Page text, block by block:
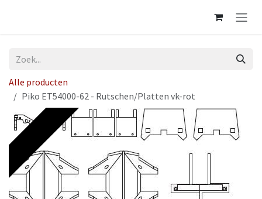
Alle producten
Piko ET54000-62 - Rutschen/Platten vk-rot
Op voorraad